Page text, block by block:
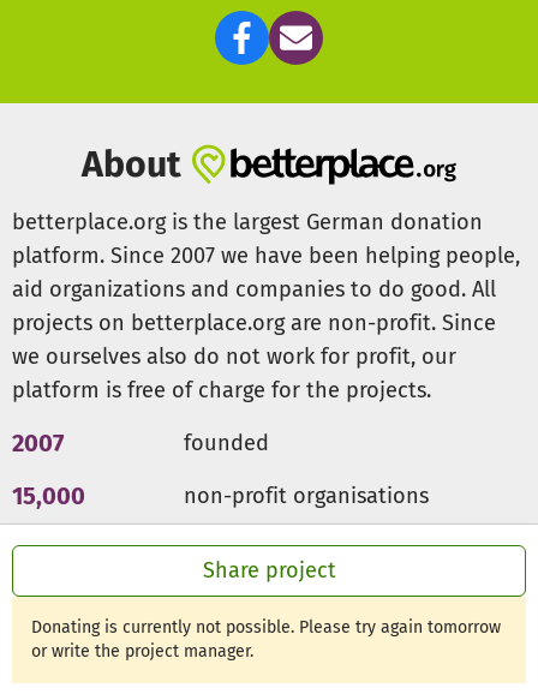
Share project
Donating is currently not possible. Please try again tomorrow
or write the project manager.
About
betterplace.org is the largest German donation
platform. Since 2007 we have been helping people,
aid organizations and companies to do good. All
projects on betterplace.org are non-profit. Since
we ourselves also do not work for profit, our
platform is free of charge for the projects.
2007 founded
15,000 non-profit organisations
300m € for a good cause